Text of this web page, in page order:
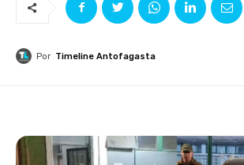
Por Timeline Antofagasta